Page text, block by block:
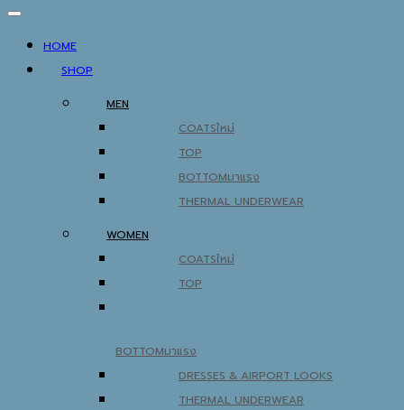
HOME
SHOP
MEN
COATS
TOP
BOTTOM
THERMAL UNDERWEAR
WOMEN
COATS
TOP
BOTTOM
DRESSES & AIRPORT LOOKS
THERMAL UNDERWEAR